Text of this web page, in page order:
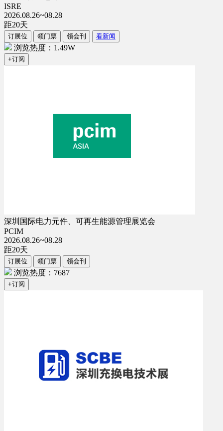
ISRE
2026.08.26~08.28
距20天
订展位 领门票 领会刊 看新闻
浏览热度：1.49W
+订阅
深圳国际电力元件、可再生能源管理展览会
PCIM
2026.08.26~08.28
距20天
订展位 领门票 领会刊
浏览热度：7687
+订阅